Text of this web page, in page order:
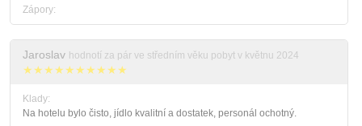
Zápory:
Jaroslav hodnotí za pár ve středním věku pobyt v květnu 2024
★★★★★★★★★★
Klady:
Na hotelu bylo čisto, jídlo kvalitní a dostatek, personál ochotný.